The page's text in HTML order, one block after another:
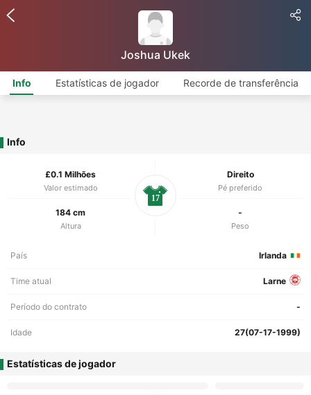
Joshua Ukek
Info Estatísticas de jogador Recorde de transferência
Info
£0.1 Milhões
Valor estimado
Direito
Pé preferido
184 cm
Altura
-
Peso
17
País Irlanda
Time atual Larne
Período do contrato -
Idade 27(07-17-1999)
Estatísticas de jogador